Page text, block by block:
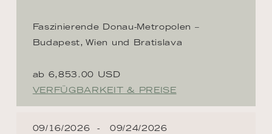
Faszinierende Donau-Metropolen –
Budapest, Wien und Bratislava
ab 6,853.00 USD
VERFÜGBARKEIT & PREISE
09/16/2026 09/24/2026